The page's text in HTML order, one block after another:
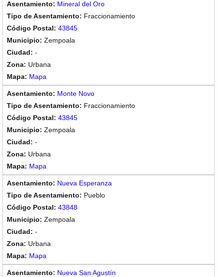
Mineral del Oro
Fraccionamiento
43845
Zempoala
-
Urbana
Mapa
Monte Novo
Fraccionamiento
43845
Zempoala
-
Urbana
Mapa
Nueva Esperanza
Pueblo
43848
Zempoala
-
Urbana
Mapa
Nueva San Agustín